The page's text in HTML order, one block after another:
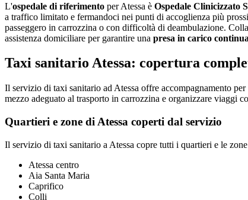
L'ospedale di riferimento perAtessa è Ospedale Clinicizzato
a traffico limitato e fermandoci nei punti di accoglienza più
passeggero in carrozzina o con difficoltà di deambulazione.
assistenza domiciliare per garantire una presa in carico
Taxi sanitario Atessa: copertura
Il servizio di taxi sanitario ad Atessa offre accompagnamento
mezzo adeguato al trasporto in carrozzina e organizzare viaggi
Quartieri e zone di Atessa coperti dal servizio
Il servizio di taxi sanitario a Atessa copre tutti i quartieri e le
Atessa centro
Aia Santa Maria
Caprifico
Colli